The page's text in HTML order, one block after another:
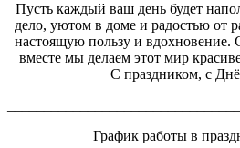
Пусть каждый ваш день будет
дело, уютом в доме и радостью от
настоящую пользу и вдохновение.
вместе мы делаем этот мир
С праздником, с
График работы в